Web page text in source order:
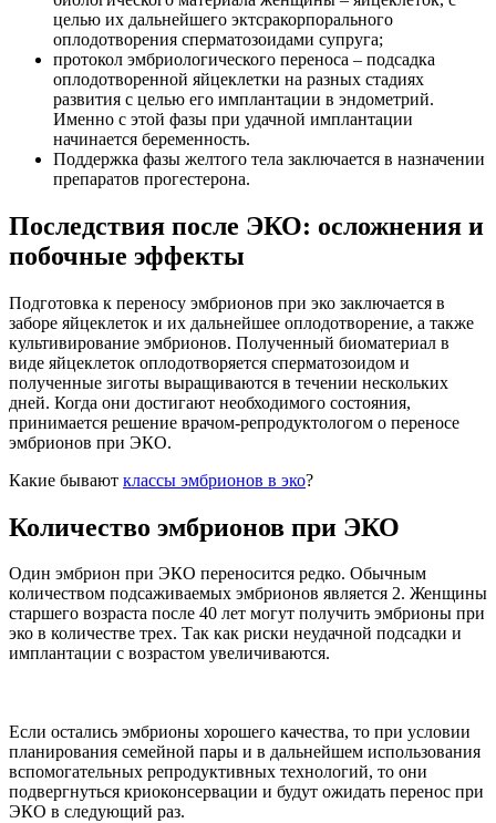
целью их дальнейшего эктсракорпорального
оплодотворения сперматозоидами супруга;
протокол эмбриологического переноса – подсадка
оплодотворенной яйцеклетки на разных стадиях
развития с целью его имплантации в эндометрий.
Именно с этой фазы при удачной имплантации
начинается беременность.
Поддержка фазы желтого тела заключается в назначении
препаратов прогестерона.
Последствия после ЭКО: осложнения и
побочные эффекты
Подготовка к переносу эмбрионов при эко заключается в
заборе яйцеклеток и их дальнейшее оплодотворение, а также
культивирование эмбрионов. Полученный биоматериал в
виде яйцеклеток оплодотворяется сперматозоидом и
полученные зиготы выращиваются в течении нескольких
дней. Когда они достигают необходимого состояния,
принимается решение врачом-репродуктологом о переносе
эмбрионов при ЭКО.
Какие бывают классы эмбрионов в эко?
Количество эмбрионов при ЭКО
Один эмбрион при ЭКО переносится редко. Обычным
количеством подсаживаемых эмбрионов является 2. Женщины
старшего возраста после 40 лет могут получить эмбрионы при
эко в количестве трех. Так как риски неудачной подсадки и
имплантации с возрастом увеличиваются.
Если остались эмбрионы хорошего качества, то при условии
планирования семейной пары и в дальнейшем использования
вспомогательных репродуктивных технологий, то они
подвергнуться криоконсервации и будут ожидать перенос при
ЭКО в следующий раз.